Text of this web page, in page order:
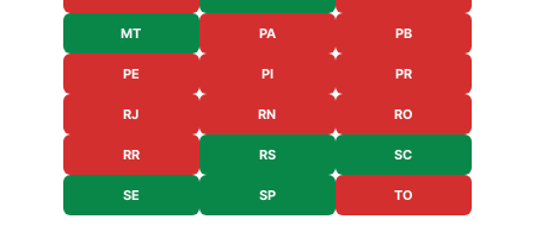
MT PA PB
PE PI PR
RJ RN RO
RR RS SC
SE SP TO